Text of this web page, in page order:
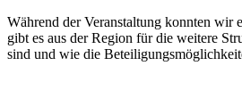
Während der Veranstaltung konnten wir
gibt es aus der Region für die weitere
sind und wie die